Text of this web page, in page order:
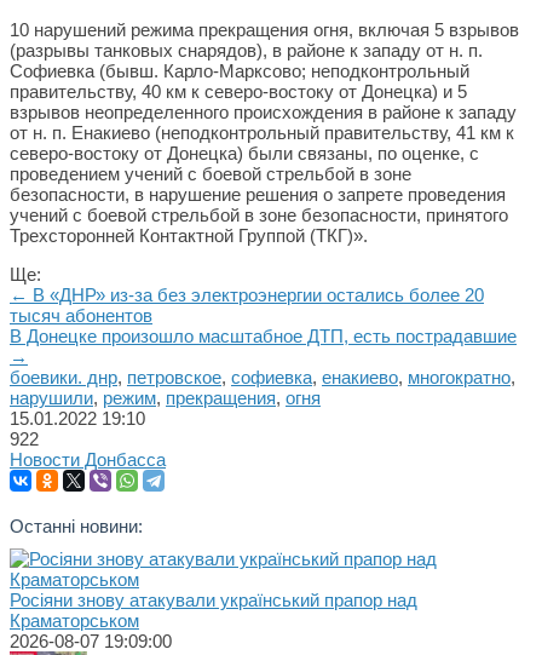
10 нарушений режима прекращения огня, включая 5 взрывов
(разрывы танковых снарядов), в районе к западу от н. п.
Софиевка (бывш. Карло-Марксово; неподконтрольный
правительству, 40 км к северо-востоку от Донецка) и 5
взрывов неопределенного происхождения в районе к западу
от н. п. Енакиево (неподконтрольный правительству, 41 км к
северо-востоку от Донецка) были связаны, по оценке, с
проведением учений с боевой стрельбой в зоне
безопасности, в нарушение решения о запрете проведения
учений с боевой стрельбой в зоне безопасности, принятого
Трехсторонней Контактной Группой (ТКГ)».
Ще:
← В «ДНР» из-за без электроэнергии остались более 20
тысяч абонентов
В Донецке произошло масштабное ДТП, есть пострадавшие
→
боевики. днр, петровское, софиевка, енакиево, многократно,
нарушили, режим, прекращения, огня
15.01.2022 19:10
922
Новости Донбасса
Останні новини:
Росіяни знову атакували український прапор над
Краматорськом
2026-08-07 19:09:00